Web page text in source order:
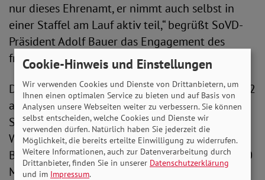
nur dieses Ehrenamt, er nimmt auch selbst in
einer Staffel am Lauf aktiv teil,“ begrüßt SoVD-
Präsident Adolf Bauer das Engagement des
früheren Grünen-Bundestagsabgeordneten
Der SoVD-Inklusionslauf startet am 25. Juni 2022
auf dem Tempelhofer Feld in Berlin.
Starter*innen können in sechs verschiedenen
Wettbewerben an den Start gehen: Dem
Bambinilauf (300 Meter), dem Staffellauf (4x400
Meter) sowie Läufe über 1 Kilometer, 2,5
Cookie-Hinweis und Einstellungen
Wir verwenden Cookies und Dienste von Drittanbietern, um
Ihnen einen optimalen Service zu bieten und auf Basis von
Analysen unsere Webseiten weiter zu verbessern. Sie können
selbst entscheiden, welche Cookies und Dienste wir
verwenden dürfen. Natürlich haben Sie jederzeit die
Möglichkeit, die bereits erteilte Einwilligung zu widerrufen.
Weitere Informationen, auch zur Datenverarbeitung durch
Drittanbieter, finden Sie in unserer Datenschutzerklärung
und im Impressum.